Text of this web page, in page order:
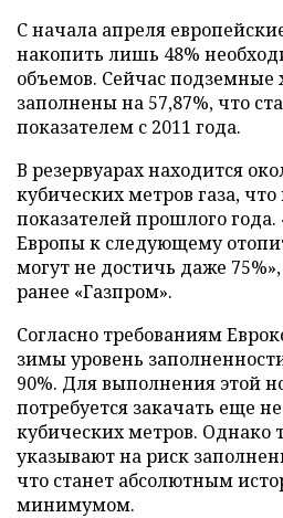
С начала апреля
накопить лишь 48%
объемов. Сейчас
заполнены на 57,87%, что
показателем с 2011 года.
В резервуарах находится
кубических метров газа,
показателей прошлого года.
Европы к следующему
могут не достичь даже
ранее «Газпром».
Согласно требованиям
зимы уровень
90%. Для выполнения этой
потребуется закачать еще
кубических метров.
указывают на риск
что станет абсолютным
минимумом.